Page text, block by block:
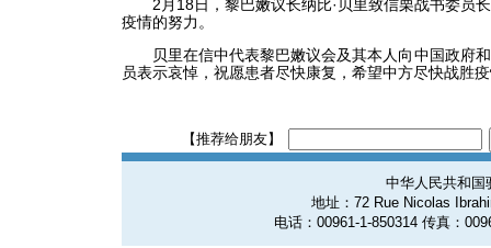
2月18日，黎巴嫩议长纳比·贝里致信栗战书委员
疫情的努力。
贝里在信中代表黎巴嫩议会及其本人向中国政府和
员表示哀悼，祝愿患者尽快康复，希望中方尽快战胜
【推荐给朋友】
中华人民共和国
地址：72 Rue Nicolas
电话：00961-1-850314 传真：